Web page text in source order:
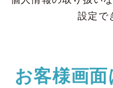
設定で
お客様画面